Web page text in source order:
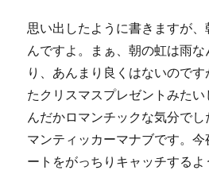
思い出したように書きますが
んですよ。まぁ、朝の虹は雨
り、あんまり良くはないので
たクリスマスプレゼントみた
んだかロマンチックな気分でし
マンティッカーマナブです。
ートをがっちりキャッチする